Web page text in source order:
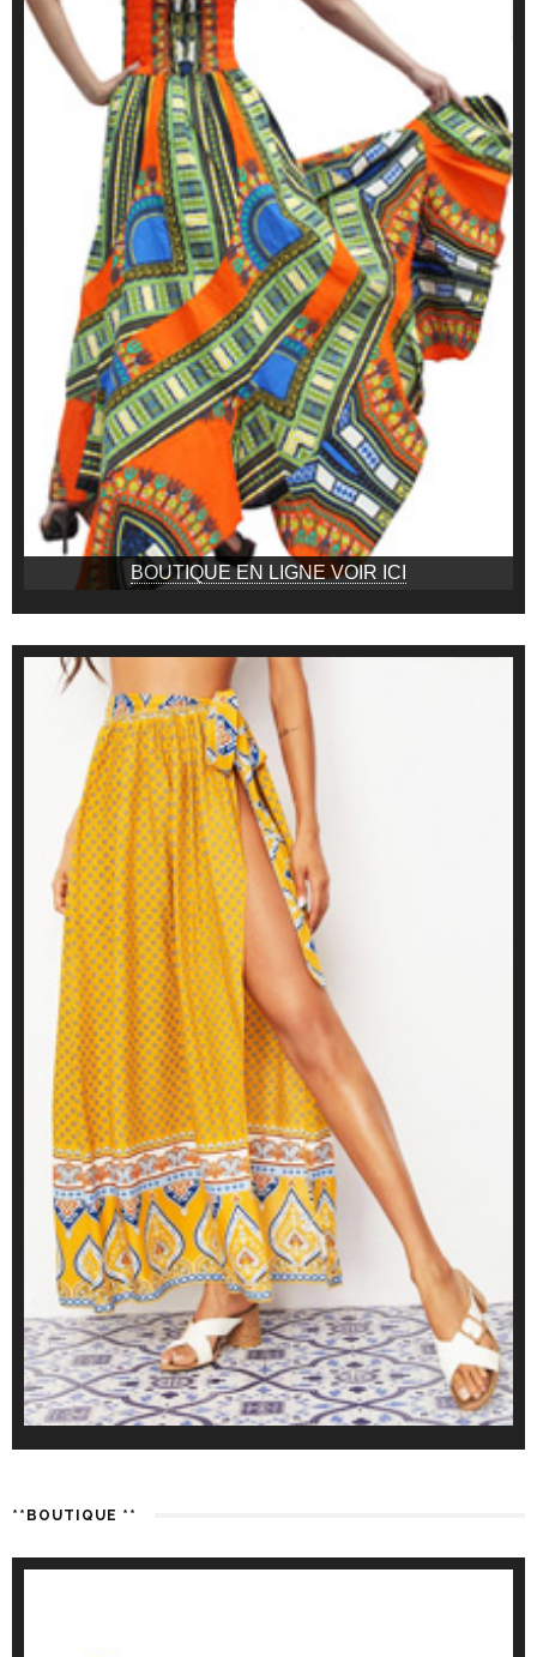
BOUTIQUE EN LIGNE VOIR ICI
**BOUTIQUE **